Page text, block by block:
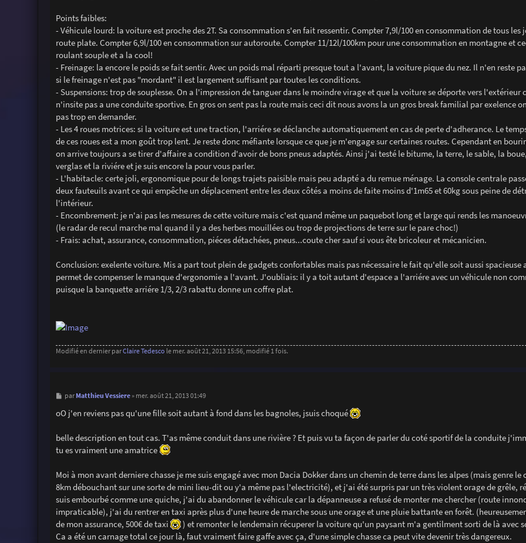
Points faibles:
- Véhicule lourd: la voiture est proche des 2T. Sa consommation s'en fait ressentir. Compter 7,9l/100 en consommation de tous les
route plate. Compter 6,9l/100 en consommation sur autoroute. Compter 11/12l/100km pour une consommation en montagne et
roulant souple et a la cool!
- Freinage: la encore le poids se fait sentir. Avec un poids mal réparti presque tout a l'avant, la voiture pique du nez. Il n'en reste
si le freinage n'est pas "mordant" il est largement suffisant par toutes les conditions.
- Suspensions: trop de souplesse. On a l'impression de tanguer dans le moindre virage et que la voiture se déporte vers l'extérieur
n'insite pas a une conduite sportive. En gros on sent pas la route mais ceci dit nous avons la un gros break familial par exelence
pas trop en demander.
- Les 4 roues motrices: si la voiture est une traction, l'arriére se déclanche automatiquement en cas de perte d'adherance. Le
de ces roues est a mon goût trop lent. Je reste donc méfiante lorsque ce que je m'engage sur certaines routes. Cependant en
on arrive toujours a se tirer d'affaire a condition d'avoir de bons pneus adaptés. Ainsi j'ai testé le bitume, la terre, le sable, la
verglas et la riviére et je suis encore la pour vous parler.
- L'habitacle: certe joli, ergonomique pour de longs trajets paisible mais peu adapté a du remue ménage. La console centrale
deux fauteuils avant ce qui empêche un déplacement entre les deux côtés a moins de faite moins d'1m65 et 60kg sous peine de
l'intérieur.
- Encombrement: je n'ai pas les mesures de cette voiture mais c'est quand même un paquebot long et large qui rends les
(le radar de recul marche mal quand il y a des herbes mouillées ou trop de projections de terre sur le pare choc!)
- Frais: achat, assurance, consommation, piéces détachées, pneus...coute cher sauf si vous ête bricoleur et mécanicien.
Conclusion: exelente voiture. Mis a part tout plein de gadgets confortables mais pas nécessaire le fait qu'elle soit aussi spacieuse
permet de compenser le manque d'ergonomie a l'avant. J'oubliais: il y a toit autant d'espace a l'arriére avec un véhicule non
puisque la banquette arriére 1/3, 2/3 rabattu donne un coffre plat.
Modifié en dernier parClaire Tedesco le mer. août 21, 2013 15:56, modifié 1 fois.
M
s
s
g
e
par Matthieu Vessiere» mer. août 21, 2013 01:49
oO j'en reviens pas qu'une fille soit autant à fond dans les bagnoles, jsuis choqué
belle description en tout cas. T'as même conduit dans une rivière ? Et puis vu ta façon de parler du coté sportif de la conduite
tu es vraiment une amatrice
Moi à mon avant derniere chasse je me suis engagé avec mon Dacia Dokker dans un chemin de terre dans les alpes (mais genre le
8km débouchant sur une sorte de mini lieu-dit ou y'a même pas l'electricité), et j'ai été surpris par un très violent orage de grêle,
suis embourbé comme une quiche, j'ai du abandonner le véhicule car la dépanneuse a refusé de monter me chercher (route
impraticable), j'ai du rentrer en taxi après plus d'une heure de marche sous une orage et une pluie battante en forêt.
de mon assurance, 500€ de taxi
) et remonter le lendemain récuperer la voiture qu'un paysant m'a gentilment sorti de là avec
Ca a été un carnage total ce jour là, faut vraiment faire gaffe avec ça, d'une simple chasse ca peut vite devenir très dangereux.